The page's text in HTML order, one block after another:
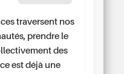
traversent nos
prendre le
des
est déjà une